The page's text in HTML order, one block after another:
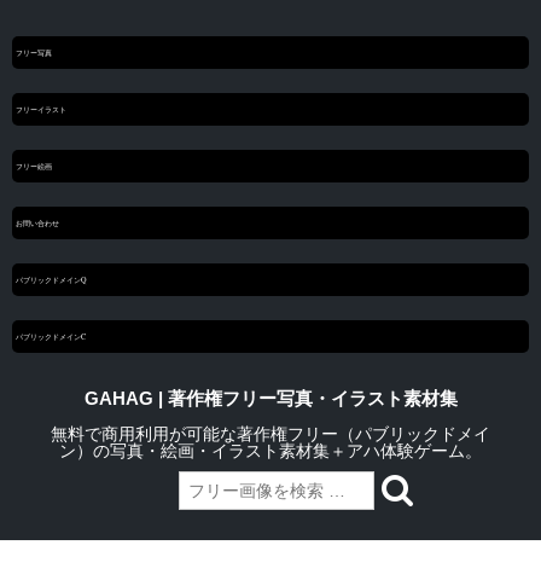
フリー写真
フリーイラスト
フリー絵画
お問い合わせ
パブリックドメインQ
パブリックドメインC
GAHAG | 著作権フリー写真・イラスト素材集
無料で商用利用が可能な著作権フリー（パブリックドメイ
ン）の写真・絵画・イラスト素材集＋アハ体験ゲーム。